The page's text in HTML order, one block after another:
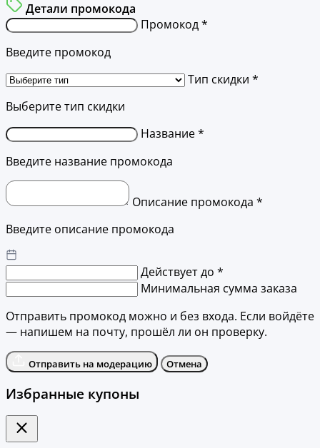
Детали промокода
Промокод *
Введите промокод
Тип скидки *
Выберите тип скидки
Название *
Введите название промокода
Описание промокода *
Введите описание промокода
Действует до *
Минимальная сумма заказа
Отправить промокод можно и без входа. Если войдёте
— напишем на почту, прошёл ли он проверку.
Отправить на модерацию Отмена
Избранные купоны